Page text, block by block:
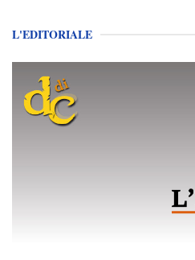
L'EDITORIALE